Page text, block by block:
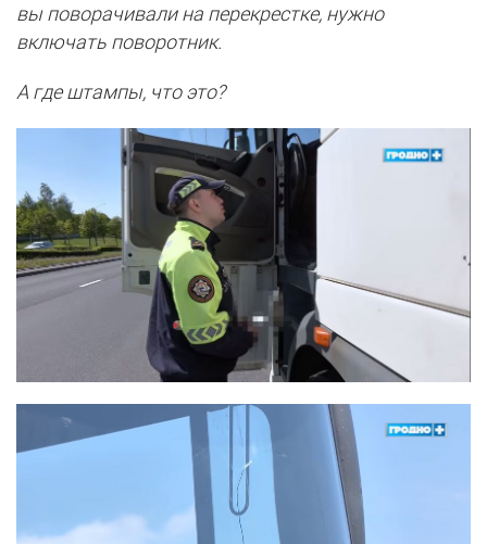
вы поворачивали на перекрестке, нужно
включать поворотник.
А где штампы, что это?